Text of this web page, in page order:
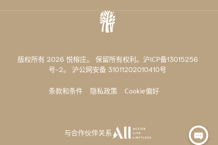
版权所有 2026 悦榕庄。 保留所有权利。沪ICP备13015256
号-2。 沪公网安备 31011202010410号
条款和条件 隐私政策 Cookie偏好
与合作伙伴关系